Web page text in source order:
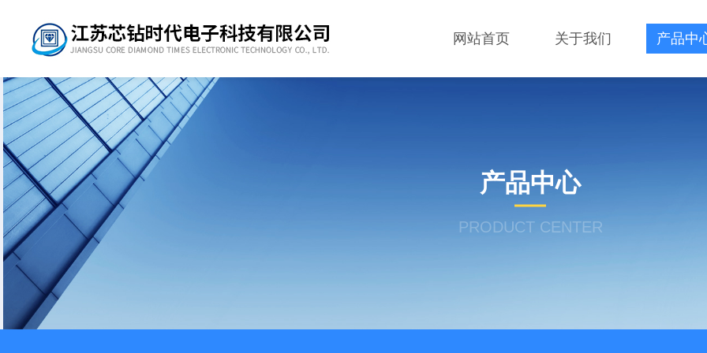
网站首页 关于我们 产品中
产品中心
PRODUCT CENTER